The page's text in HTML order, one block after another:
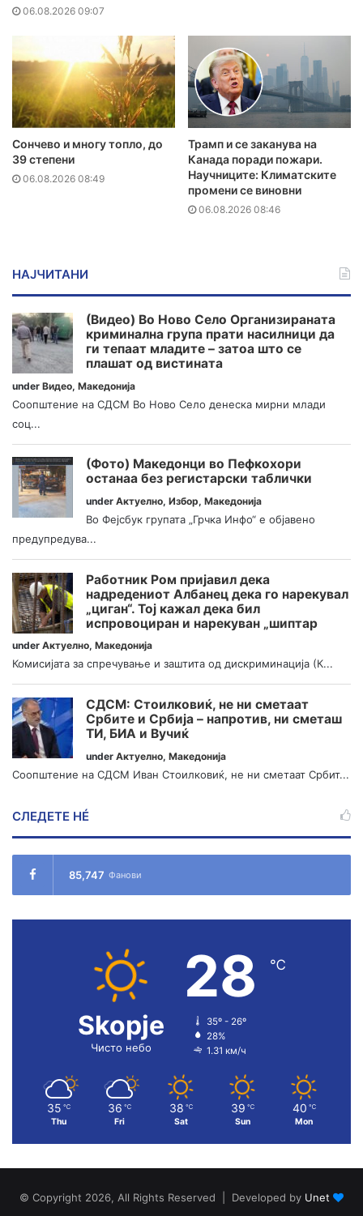
06.08.2026 09:07
Сончево и многу топло, до
39 степени
06.08.2026 08:49
Трамп и се заканува на
Канада поради пожари.
Научниците: Климатските
промени се виновни
06.08.2026 08:46
НАЈЧИТАНИ
(Видео) Во Ново Село Организираната
криминална група прати насилници да
ги тепаат младите – затоа што се
плашат од вистината
under Видео, Македонија
Соопштение на СДСМ Во Ново Село денеска мирни млади
соц...
(Фото) Македонци во Пефкохори
останаа без регистарски таблички
under Актуелно, Избор, Македонија
Во Фејсбук групата „Грчка Инфо“ е објавено
предупредува...
Работник Ром пријавил дека
надредениот Албанец дека го нарекувал
„циган“. Тој кажал дека бил
испровоциран и нарекуван „шиптар
under Актуелно, Македонија
Комисијата за спречување и заштита од дискриминација (К...
СДСМ: Стоилковиќ, не ни сметаат
Србите и Србија – напротив, ни сметаш
ТИ, БИА и Вучиќ
under Актуелно, Македонија
Соопштение на СДСМ Иван Стоилковиќ, не ни сметаат Србит...
СЛЕДЕТЕ НÉ
85,747 Фанови
Skopje
Чисто небо
28 ℃
35º - 26º
28%
1.31 км/ч
35 ℃
Thu
36 ℃
Fri
38 ℃
Sat
39 ℃
Sun
40 ℃
Mon
© Copyright 2026, All Rights Reserved | Developed by Unet